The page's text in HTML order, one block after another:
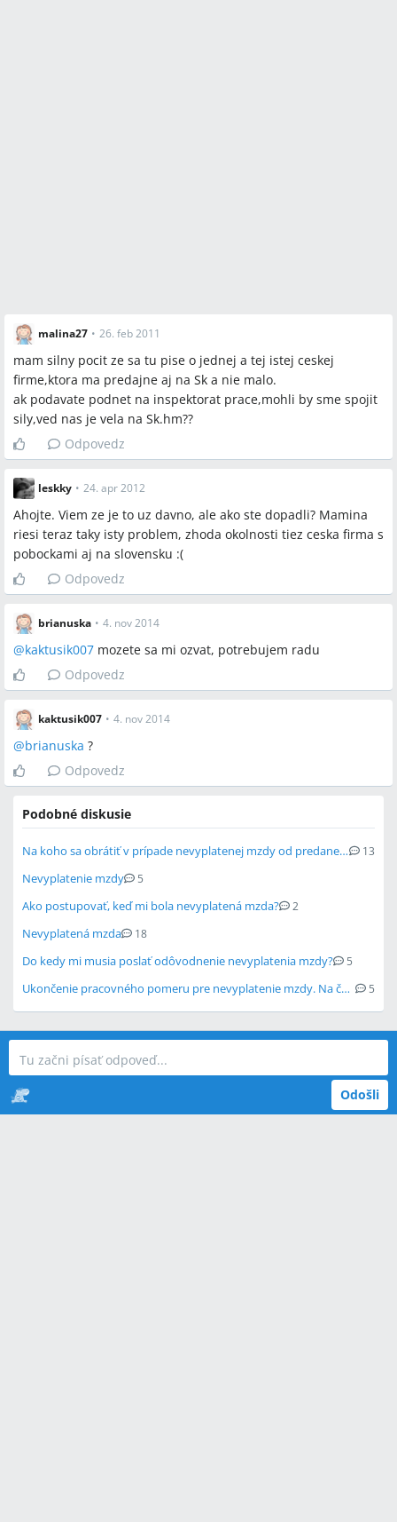
malina27 • 26. feb 2011
mam silny pocit ze sa tu pise o jednej a tej istej ceskej
firme,ktora ma predajne aj na Sk a nie malo.
ak podavate podnet na inspektorat prace,mohli by sme spojit
sily,ved nas je vela na Sk.hm??
Odpovedz
leskky • 24. apr 2012
Ahojte. Viem ze je to uz davno, ale ako ste dopadli? Mamina
riesi teraz taky isty problem, zhoda okolnosti tiez ceska firma s
pobockami aj na slovensku :(
Odpovedz
brianuska • 4. nov 2014
@kaktusik007 mozete sa mi ozvat, potrebujem radu
Odpovedz
kaktusik007 • 4. nov 2014
@brianuska ?
Odpovedz
Podobné diskusie
Na koho sa obrátiť v prípade nevyplatenej mzdy od predanej firmy? 13
Nevyplatenie mzdy 5
Ako postupovať, keď mi bola nevyplatená mzda? 2
Nevyplatená mzda 18
Do kedy mi musia poslať odôvodnenie nevyplatenia mzdy? 5
Ukončenie pracovného pomeru pre nevyplatenie mzdy. Na čo má manžel nárok? 5
Odošli